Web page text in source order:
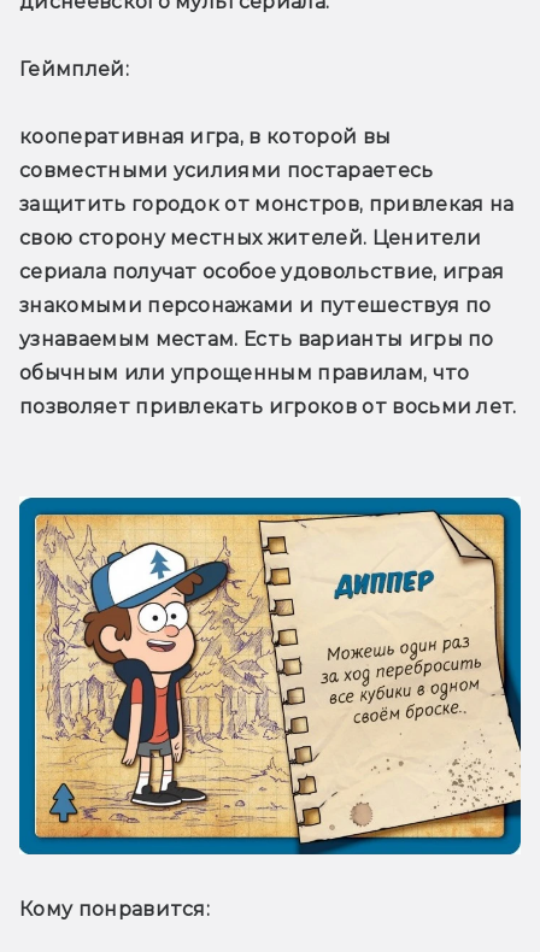
Геймплей:
кооперативная игра, в которой вы
совместными усилиями постараетесь
защитить городок от монстров, привлекая на
свою сторону местных жителей. Ценители
сериала получат особое удовольствие, играя
знакомыми персонажами и путешествуя по
узнаваемым местам. Есть варианты игры по
обычным или упрощенным правилам, что
позволяет привлекать игроков от восьми лет.
Кому понравится: